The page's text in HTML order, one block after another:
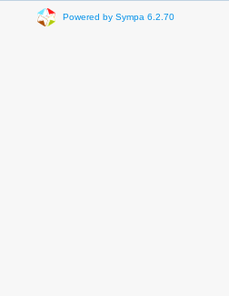
Powered by Sympa 6.2.70